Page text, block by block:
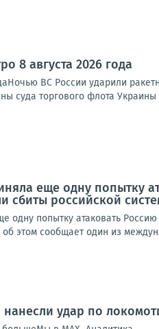
8 августа 2026 года
ВС России ударили
суда торгового флота
еще одну попытку
сбиты российской
одну попытку атаковать
этом сообщает один из
удар по